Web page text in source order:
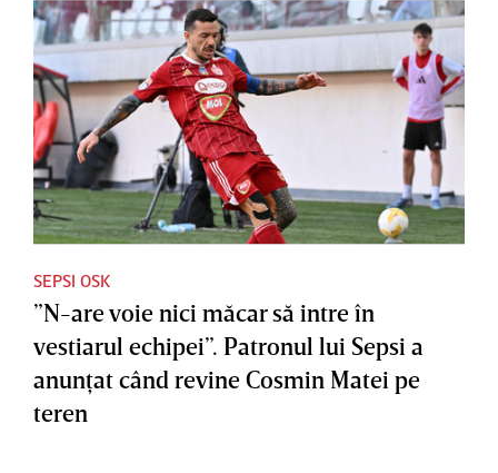
SEPSI OSK
”N-are voie nici măcar să intre în
vestiarul echipei”. Patronul lui Sepsi a
anunţat când revine Cosmin Matei pe
teren